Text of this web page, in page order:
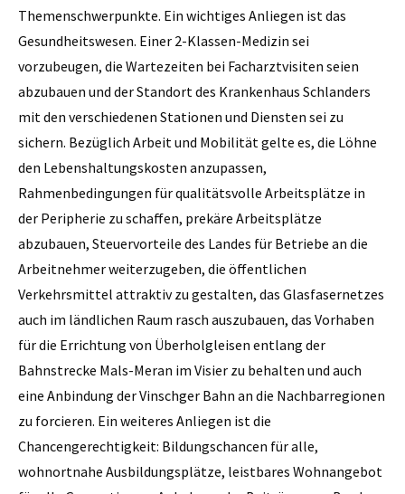
Themenschwerpunkte. Ein wichtiges Anliegen ist das
Gesundheitswesen. Einer 2-Klassen-Medizin sei
vorzubeugen, die Wartezeiten bei Facharztvisiten seien
abzubauen und der Standort des Krankenhaus Schlanders
mit den verschiedenen Stationen und Diensten sei zu
sichern. Bezüglich Arbeit und Mobilität gelte es, die Löhne
den Lebenshaltungskosten anzupassen,
Rahmenbedingungen für qualitätsvolle Arbeitsplätze in
der Peripherie zu schaffen, prekäre Arbeitsplätze
abzubauen, Steuervorteile des Landes für Betriebe an die
Arbeitnehmer weiterzugeben, die öffentlichen
Verkehrsmittel attraktiv zu gestalten, das Glasfasernetzes
auch im ländlichen Raum rasch auszubauen, das Vorhaben
für die Errichtung von Überholgleisen entlang der
Bahnstrecke Mals-Meran im Visier zu behalten und auch
eine Anbindung der Vinschger Bahn an die Nachbarregionen
zu forcieren. Ein weiteres Anliegen ist die
Chancengerechtigkeit: Bildungschancen für alle,
wohnortnahe Ausbildungsplätze, leistbares Wohnangebot